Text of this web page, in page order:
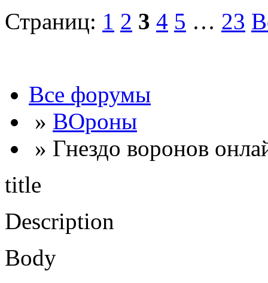
Страниц: 1 2 3 4 5 … 23
Все форумы
» ВОроны
» Гнездо воронов
title
Description
Body